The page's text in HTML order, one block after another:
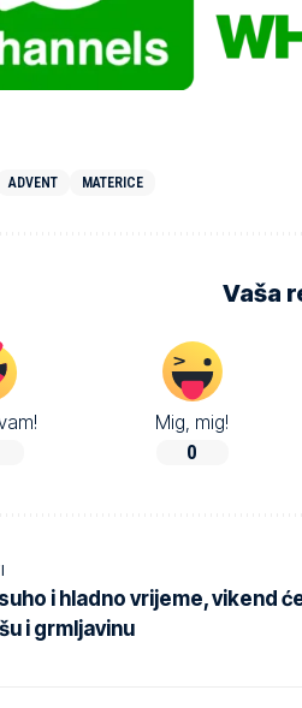
ADVENT MATERICE
Vaša
Mig, mig!
0
i hladno vrijeme, vikend
i grmljavinu